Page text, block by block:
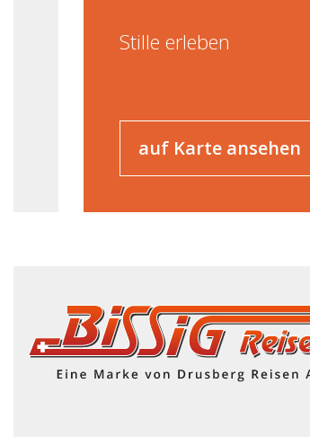
Stille erleben
auf Karte ansehen